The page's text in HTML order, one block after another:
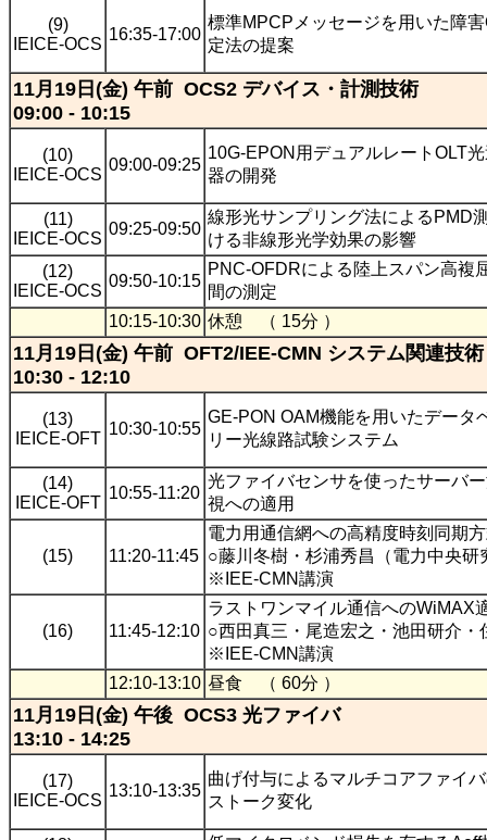
(9)
IEICE-OCS
16:35-17:00
標準MPCPメッセージを用いた障
定法の提案
11月19日(金) 午前 OCS2 デバイス・計測技術
09:00 - 10:15
(10)
IEICE-OCS
09:00-09:25
10G-EPON用デュアルレートOLT
器の開発
(11)
IEICE-OCS
09:25-09:50
線形光サンプリング法によるPMD
ける非線形光学効果の影響
(12)
IEICE-OCS
09:50-10:15
PNC-OFDRによる陸上スパン高複
間の測定
10:15-10:30 休憩 （ 15分 ）
11月19日(金) 午前 OFT2/IEE-CMN システム関連技術
10:30 - 12:10
(13)
IEICE-OFT
10:30-10:55
GE-PON OAM機能を用いたデータ
リー光線路試験システム
(14)
IEICE-OFT
10:55-11:20
光ファイバセンサを使ったサーバ
視への適用
(15) 11:20-11:45
電力用通信網への高精度時刻同期
○藤川冬樹・杉浦秀昌（電力中央研
※IEE-CMN講演
(16) 11:45-12:10
ラストワンマイル通信へのWiMAX
○西田真三・尾造宏之・池田研介
※IEE-CMN講演
12:10-13:10 昼食 （ 60分 ）
11月19日(金) 午後 OCS3 光ファイバ
13:10 - 14:25
(17)
IEICE-OCS
13:10-13:35
曲げ付与によるマルチコアファイ
ストーク変化